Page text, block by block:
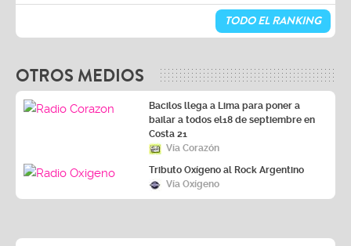
TODO EL RANKING
OTROS MEDIOS
Bacilos llega a Lima para poner a
bailar a todos el18 de septiembre en
Costa 21
Vía Corazón
Tributo Oxígeno al Rock Argentino
Vía Oxígeno